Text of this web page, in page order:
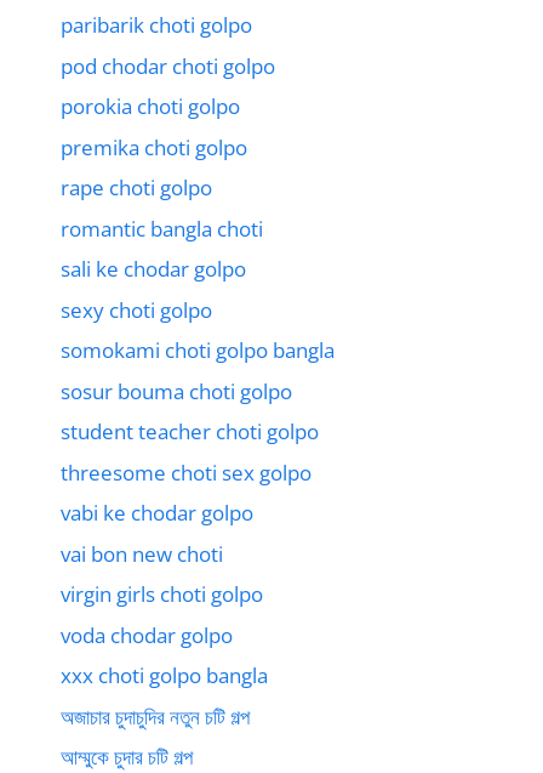
paribarik choti golpo
pod chodar choti golpo
porokia choti golpo
premika choti golpo
rape choti golpo
romantic bangla choti
sali ke chodar golpo
sexy choti golpo
somokami choti golpo bangla
sosur bouma choti golpo
student teacher choti golpo
threesome choti sex golpo
vabi ke chodar golpo
vai bon new choti
virgin girls choti golpo
voda chodar golpo
xxx choti golpo bangla
অজাচার চুদাচুদির নতুন চটি গল্প
আম্মুকে চুদার চটি গল্প